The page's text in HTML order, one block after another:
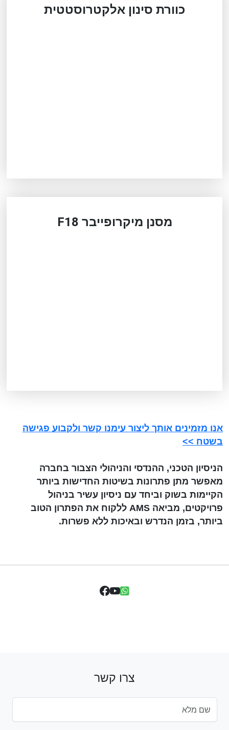
כוורת סינון אלקטרוסטטית
מסנן מיקרופייבר F18
אנו מזמינים אותך ליצור עימנו קשר ולקבוע פגישה
בשטח >>
הניסיון הטכני, ההנדסי והניהולי הצבור בחברה
מאפשר מתן פתרונות בשיטות החדישות ביותר
הקיימות בשוק וביחד עם ניסיון עשיר בניהול
פרויקטים, מביאה AMS ללקוח את הפתרון הטוב
ביותר, בזמן הנדרש ובאיכות ללא פשרות.
צרו קשר